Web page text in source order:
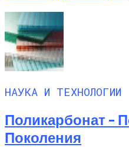
НАУКА И ТЕХНОЛОГИИ
Поликарбонат –
Поколения